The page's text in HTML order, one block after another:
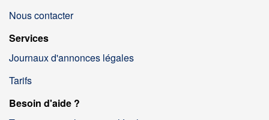
Nous contacter
Services
Journaux d'annonces légales
Tarifs
Besoin d'aide ?